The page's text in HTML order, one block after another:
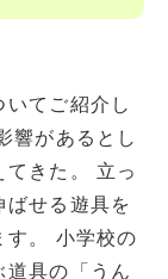
てご紹介し
響があるとし
きた。 立っ
ばせる遊具を
す。 小学校の
道具の「うん